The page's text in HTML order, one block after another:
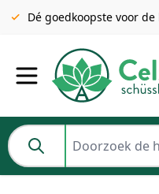
Gratis verzending v.a.
Dé goedkoopste voor
Doorzoek de hele winkel